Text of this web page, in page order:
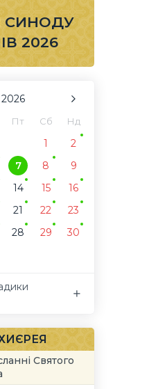
СИНОДУ
2026
2026
Пт Сб Нд
1
2
7 8
9
14 15
16
21 22
23
28 29
30
Святого